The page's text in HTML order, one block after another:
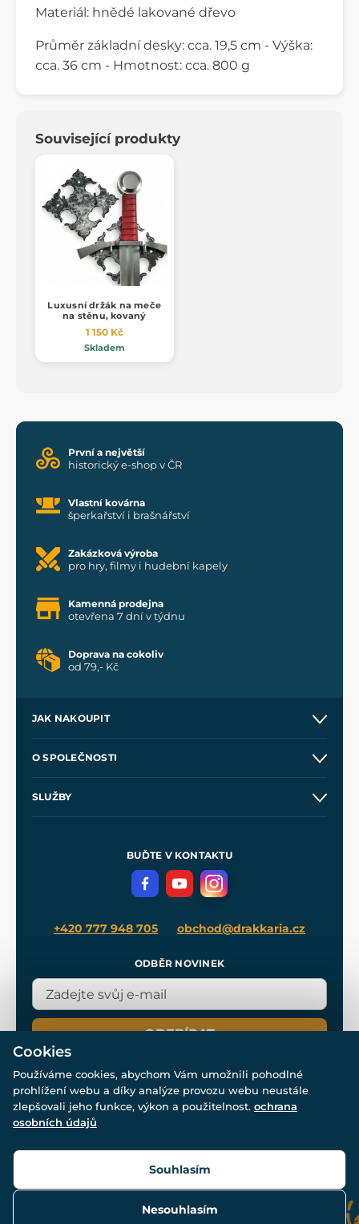
Materiál: hnědé lakované dřevo
Průměr základní desky: cca. 19,5 cm - Výška:
cca. 36 cm - Hmotnost: cca. 800 g
Související produkty
Luxusní držák na meče
na stěnu, kovaný
1 150 Kč
Skladem
První a největší
historický e-shop v ČR
Vlastní kovárna
šperkařství i brašnářství
Zakázková výroba
pro hry, filmy i hudební kapely
Kamenná prodejna
otevřena 7 dní v týdnu
Doprava na cokoliv
od 79,- Kč
JAK NAKOUPIT
Velkoobchod
O SPOLEČNOSTI
SLUŽBY
Meče pro Kingdom Come
BUĎTE V KONTAKTU
+420 777 948 705 obchod@drakkaria.cz
ODBĚR NOVINEK
ODEBÍRAT
© Všechna práva vyhrazena. www.drakkaria.cz 2007-2026.
Cookies
Používáme cookies, abychom Vám umožnili pohodlné
prohlížení webu a díky analýze provozu webu neustále
zlepšovali jeho funkce, výkon a použitelnost. ochrana
osobních údajů
Nesouhlasím
Souhlasím